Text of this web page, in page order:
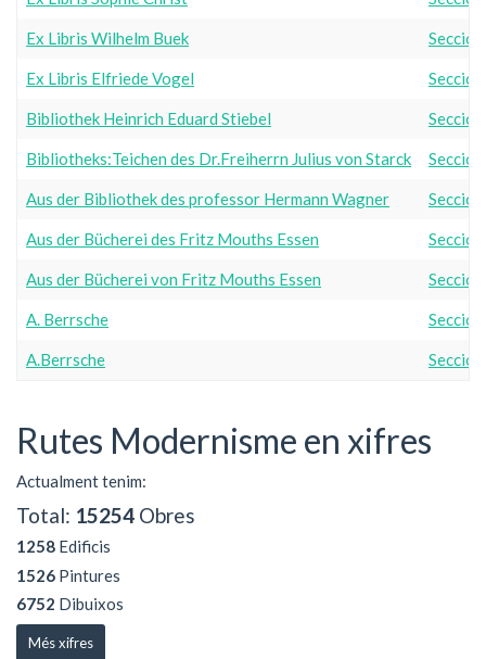
Ex Libris Wilhelm Buek Secció
Ex Libris Elfriede Vogel Secció
Bibliothek Heinrich Eduard Stiebel Secció
Bibliotheks:Teichen des Dr.Freiherrn Julius von Starck Secció
Aus der Bibliothek des professor Hermann Wagner Secció
Aus der Bücherei des Fritz Mouths Essen Secció
Aus der Bücherei von Fritz Mouths Essen Secció
A. Berrsche Secció
A.Berrsche Secció
Rutes Modernisme en xifres
Actualment tenim:
Total: 15254 Obres
1258 Edificis
1526 Pintures
6752 Dibuixos
Més xifres